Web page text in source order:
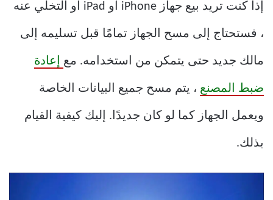
إذا كنت تريد بيع جهاز iPhone أو iPad أو التخلي عنه
، فستحتاج إلى مسح الجهاز تمامًا قبل تسليمه إلى
مالك جديد حتى يتمكن من استخدامه. مع إعادة
ضبط المصنع ، يتم مسح جميع البيانات الخاصة
ويعمل الجهاز كما لو كان جديدًا. إليك كيفية القيام
بذلك.